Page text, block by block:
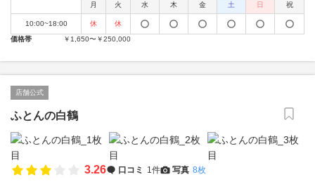
月
火 水 木 金 土 日 祝
10:00~18:00 休
休
価格帯
￥1,650〜￥250,000
店舗公式
ふとんの白鶴
3.26 口コミ 1件 写真 8枚